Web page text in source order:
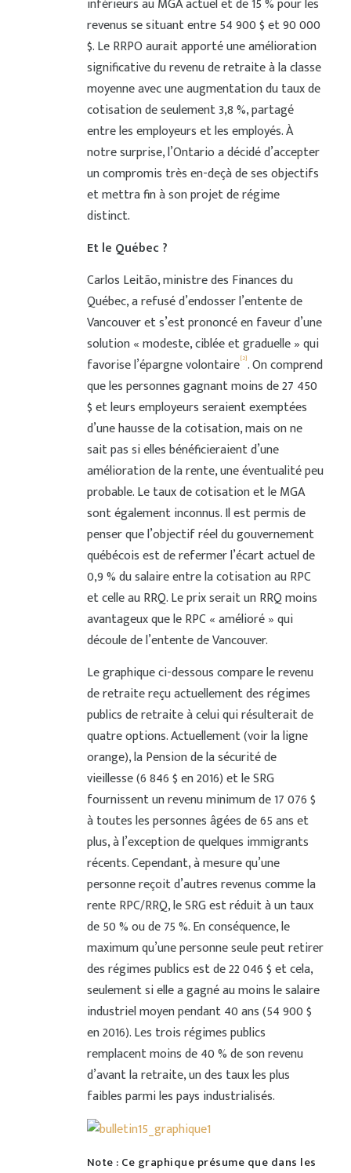
revenus se situant entre 54 900 $ et 90 000
$. Le RRPO aurait apporté une amélioration
significative du revenu de retraite à la classe
moyenne avec une augmentation du taux de
cotisation de seulement 3,8 %, partagé
entre les employeurs et les employés. À
notre surprise, l’Ontario a décidé d’accepter
un compromis très en-deçà de ses objectifs
et mettra fin à son projet de régime
distinct.
Et le Québec ?
Carlos Leitão, ministre des Finances du
Québec, a refusé d’endosser l’entente de
Vancouver et s’est prononcé en faveur d’une
solution « modeste, ciblée et graduelle » qui
favorise l’épargne volontaire[2]. On comprend
que les personnes gagnant moins de 27 450
$ et leurs employeurs seraient exemptées
d’une hausse de la cotisation, mais on ne
sait pas si elles bénéficieraient d’une
amélioration de la rente, une éventualité peu
probable. Le taux de cotisation et le MGA
sont également inconnus. Il est permis de
penser que l’objectif réel du gouvernement
québécois est de refermer l’écart actuel de
0,9 % du salaire entre la cotisation au RPC
et celle au RRQ. Le prix serait un RRQ moins
avantageux que le RPC « amélioré » qui
découle de l’entente de Vancouver.
Le graphique ci-dessous compare le revenu
de retraite reçu actuellement des régimes
publics de retraite à celui qui résulterait de
quatre options. Actuellement (voir la ligne
orange), la Pension de la sécurité de
vieillesse (6 846 $ en 2016) et le SRG
fournissent un revenu minimum de 17 076 $
à toutes les personnes âgées de 65 ans et
plus, à l’exception de quelques immigrants
récents. Cependant, à mesure qu’une
personne reçoit d’autres revenus comme la
rente RPC/RRQ, le SRG est réduit à un taux
de 50 % ou de 75 %. En conséquence, le
maximum qu’une personne seule peut retirer
des régimes publics est de 22 046 $ et cela,
seulement si elle a gagné au moins le salaire
industriel moyen pendant 40 ans (54 900 $
en 2016). Les trois régimes publics
remplacent moins de 40 % de son revenu
d’avant la retraite, un des taux les plus
faibles parmi les pays industrialisés.
Note : Ce graphique présume que dans les